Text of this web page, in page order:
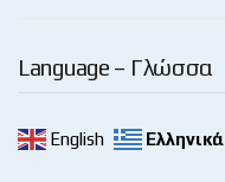
Language – Γλώσσα
English Ελληνικά